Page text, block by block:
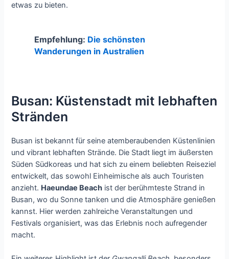
etwas zu bieten.
Empfehlung: Die schönsten
Wanderungen in Australien
Busan: Küstenstadt mit lebhaften
Stränden
Busan ist bekannt für seine atemberaubenden Küstenlinien
und vibrant lebhaften Strände. Die Stadt liegt im äußersten
Süden Südkoreas und hat sich zu einem beliebten Reiseziel
entwickelt, das sowohl Einheimische als auch Touristen
anzieht. Haeundae Beach ist der berühmteste Strand in
Busan, wo du Sonne tanken und die Atmosphäre genießen
kannst. Hier werden zahlreiche Veranstaltungen und
Festivals organisiert, was das Erlebnis noch aufregender
macht.